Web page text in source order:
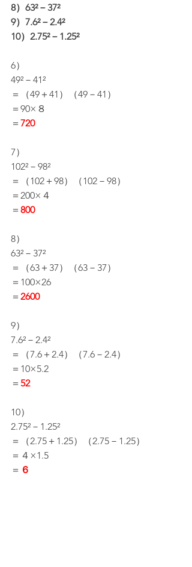
8）63²－37²
9）7.6²－2.4²
10）2.75²－1.25²
6）
49²－41²
＝（49＋41）（49－41）
＝90×８
＝ 720
7）
102²－98²
＝（102＋98）（102－98）
＝200×４
＝ 800
8）
63²－37²
＝（63＋37）（63－37）
＝100×26
＝ 2600
9）
7.6²－2.4²
＝（7.6＋2.4）（7.6－2.4）
＝10×5.2
＝ 52
10）
2.75²－1.25²
＝（2.75＋1.25）（2.75－1.25）
＝４×1.5
＝ ６